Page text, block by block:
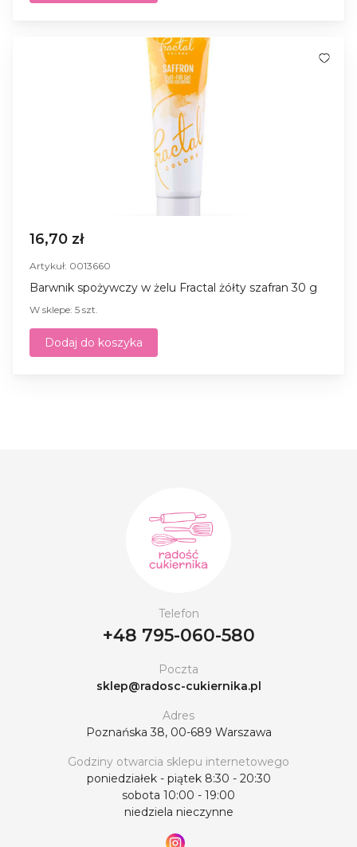
16,70 zł
Artykuł: 0013660
Barwnik spożywczy w żelu Fractal żółty szafran 30 g
W sklepe: 5 szt.
Dodaj do koszyka
Telefon
+48 795-060-580
Poczta
sklep@radosc-cukiernika.pl
Adres
Poznańska 38, 00-689 Warszawa
Godziny otwarcia sklepu internetowego
poniedziałek - piątek 8:30 - 20:30
sobota 10:00 - 19:00
niedziela nieczynne